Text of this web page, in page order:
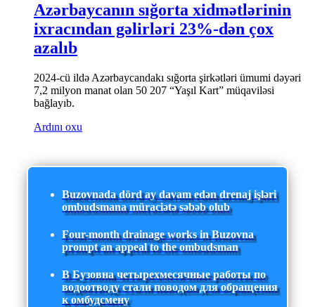
Azərbaycanın sığorta xidmətlərinin
ixracından gəlirləri 23%-dən çox
azalıb
2024-cü ildə Azərbaycandakı sığorta şirkətləri ümumi dəyəri
7,2 milyon manat olan 50 207 “Yaşıl Kart” müqaviləsi
bağlayıb.
Ardını oxu
Buzovnada dörd ay davam edən drenaj işləri
ombudsmana müraciətə səbəb olub
Four-month drainage works in Buzovna
prompt an appeal to the ombudsman
В Бузовна четырехмесячные работы по
водоотводу стали поводом для обращения
к омбудсмену